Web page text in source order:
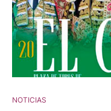
NOTICIAS